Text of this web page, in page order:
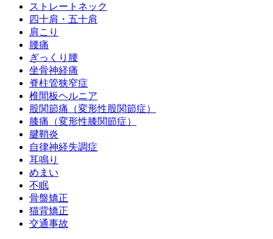
ストレートネック
四十肩・五十肩
肩こり
腰痛
ぎっくり腰
坐骨神経痛
脊柱管狭窄症
椎間板ヘルニア
股関節痛（変形性股関節症）
膝痛（変形性膝関節症）
腱鞘炎
自律神経失調症
耳鳴り
めまい
不眠
骨盤矯正
猫背矯正
交通事故